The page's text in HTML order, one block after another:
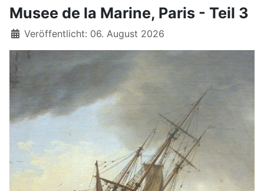
Musee de la Marine, Paris - Teil 3
Details
Veröffentlicht: 06. August 2026